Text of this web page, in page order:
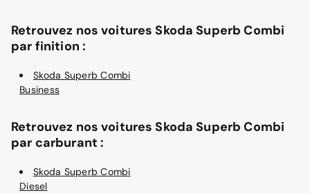
Retrouvez nos voitures Skoda Superb Combi
par finition :
Skoda Superb Combi
Business
Retrouvez nos voitures Skoda Superb Combi
par carburant :
Skoda Superb Combi
Diesel